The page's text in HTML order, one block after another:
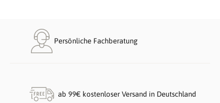
Persönliche Fachberatung
ab 99€ kostenloser Versand in Deutschland